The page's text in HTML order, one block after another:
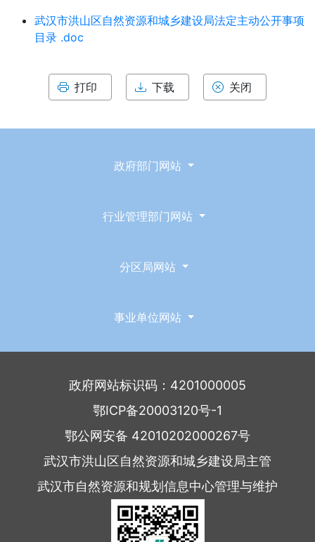
武汉市洪山区自然资源和城乡建设局法定主动公开事项
目录 .doc
打印 下载 关闭
政府部门网站
行业管理部门网站
分区局网站
事业单位网站
政府网站标识码：4201000005
鄂ICP备20003120号-1
鄂公网安备 42010202000267号
武汉市洪山区自然资源和城乡建设局主管
武汉市自然资源和规划信息中心管理与维护